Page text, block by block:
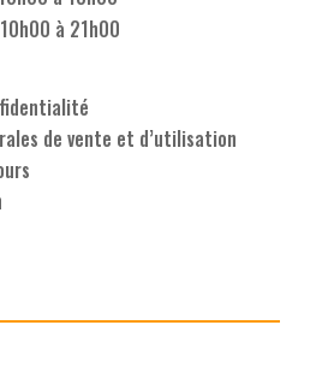
à 21h00
de vente et d’utilisation